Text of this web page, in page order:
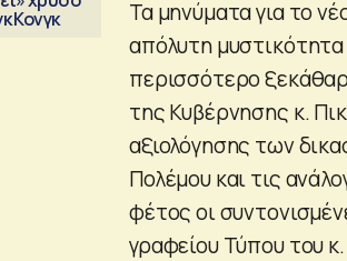
Κονγκ
Τα μηνύματα για το
απόλυτη μυστικότητα
περισσότερο
της Κυβέρνησης κ.
αξιολόγησης των
Πολέμου και τις
φέτος οι
γραφείου Τύπου του κ.